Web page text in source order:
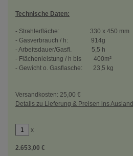
Technische Daten:
- Strahlerfläche: 330 x 450 mm
- Gasverbrauch / h: 914g
- Arbeitsdauer/Gasfl. 5,5 h
- Flächenleistung / h bis 400m²
- Gewicht o. Gasflasche: 23,5 kg
Versandkosten: 25,00 €
Details zu Lieferung & Preisen ins Ausland
x
2.653,00 €